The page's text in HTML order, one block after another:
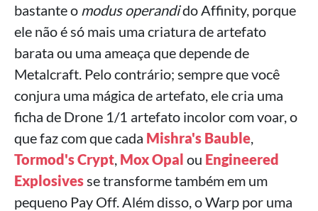
bastante o modus operandido Affinity, porque
ele não é só mais uma criatura de artefato
barata ou uma ameaça que depende de
Metalcraft. Pelo contrário; sempre que você
conjura uma mágica de artefato, ele cria uma
ficha de Drone 1/1 artefato incolor com voar, o
que faz com que cada Mishra's Bauble,
Tormod's Crypt, Mox Opal ou Engineered
Explosivesse transforme também em um
pequeno Pay Off. Além disso, o Warp por uma